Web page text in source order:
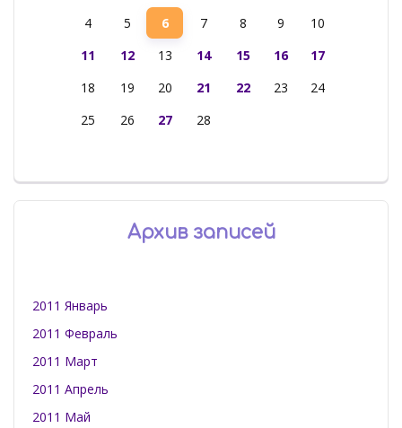
4
5 6 7 8 9
10
11
12 13 14 15 16
17
18
19 20 21 22 23
24
25
26 27 28
Архив записей
2011 Январь
2011 Февраль
2011 Март
2011 Апрель
2011 Май